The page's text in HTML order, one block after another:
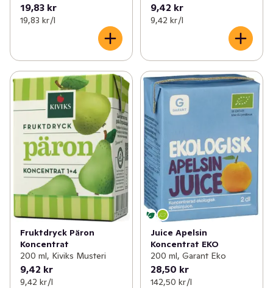
19,83 kr
19,83 kr /l
9,42 kr
9,42 kr /l
Fruktdryck Päron
Koncentrat
200 ml, Kiviks Musteri
9,42 kr
9,42 kr /l
Juice Apelsin
Koncentrat EKO
200 ml, Garant Eko
28,50 kr
142,50 kr /l